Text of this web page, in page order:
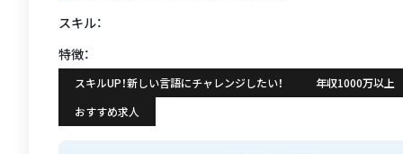
スキル：
特徴：
スキルUP！新しい言語にチャレンジしたい！
年収1000万以上
おすすめ求人